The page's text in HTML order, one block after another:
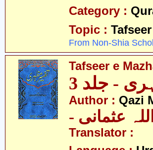
Category :
Topic : Tafseer
From Non-Shia
Tafseer e
- جلد 3
Author : Qazi
عثمانی
Translator :